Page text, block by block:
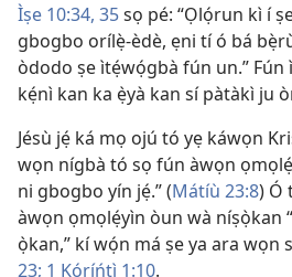
Ìṣe 10:34, 35sọ pé: “Ọlọ́run kì í
gbogbo orílẹ̀-èdè, ẹni tí ó bá
òdodo ṣe ìtẹ́wọ́gbà fún un.” Fún
kẹ́nì kan ka ẹ̀yà kan sí pàtàkì ju
Jésù jẹ́ ká mọ ojú tó yẹ káwọn
wọn nígbà tó sọ fún àwọn
ni gbogbo yín jẹ́.” (Mátíù 23:8) Ó
àwọn ọmọlẹ́yìn òun wà níṣọ̀kan
ọ̀kan,” kí wọ́n má ṣe ya ara wọn
23; 1 Kọ́ríńtì 1:10.